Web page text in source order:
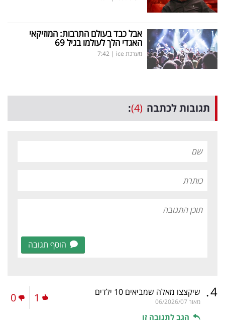
אבל כבד בעולם התרבות: המוזיקאי
האגדי הלך לעולמו בגיל 69
מערכת ice |
7:42
תגובות לכתבה (4)
:
הוסף תגובה
4
. שיקצצו מאלה שמביאים 10 ילדים
מאור 06/2026/07
הגב לתגובה זו
1
0